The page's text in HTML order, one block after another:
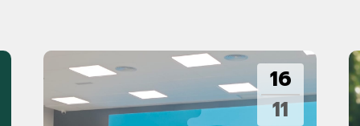
16
11